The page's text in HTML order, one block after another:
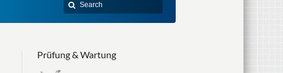
Prüfung & Wartung